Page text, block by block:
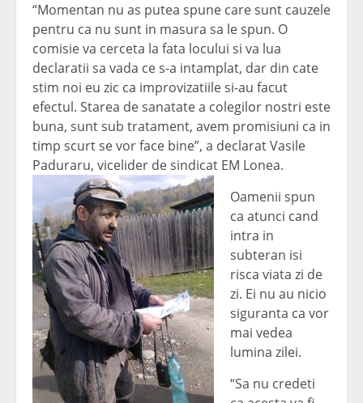
“Momentan nu as putea spune care sunt cauzele
pentru ca nu sunt in masura sa le spun. O
comisie va cerceta la fata locului si va lua
declaratii sa vada ce s-a intamplat, dar din cate
stim noi eu zic ca improvizatiile si-au facut
efectul. Starea de sanatate a colegilor nostri este
buna, sunt sub tratament, avem promisiuni ca in
timp scurt se vor face bine”, a declarat Vasile
Paduraru, vicelider de sindicat EM Lonea.
Oamenii spun
ca atunci cand
intra in
subteran isi
risca viata zi de
zi. Ei nu au nicio
siguranta ca vor
mai vedea
lumina zilei.
“Sa nu credeti